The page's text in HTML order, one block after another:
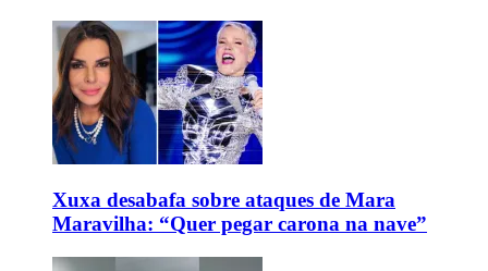
Xuxa desabafa sobre ataques de Mara
Maravilha: “Quer pegar carona na nave”